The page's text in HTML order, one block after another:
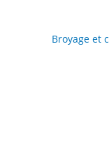
Broyage et